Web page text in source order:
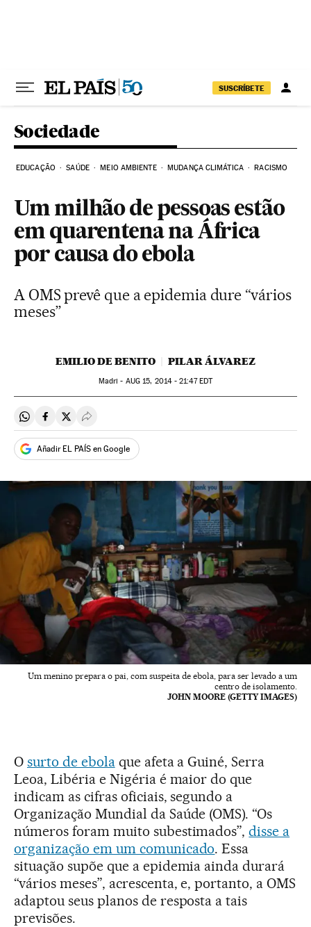
SUSCRÍBETE
Sociedade
EDUCAÇÃO SAÚDE MEIO AMBIENTE MUDANÇA CLIMÁTICA RACISMO
Um milhão de pessoas estão
em quarentena na África
por causa do ebola
A OMS prevê que a epidemia dure “vários
meses”
EMILIO DE BENITO PILAR ÁLVAREZ
Madri - AUG 15, 2014 - 21:47EDT
Compartir en Whatsapp
Compartir en Facebook
Compartir en Twitter
Desplegar Redes Sociales
Añadir EL PAÍS en Google
Um menino prepara o pai, com suspeita de ebola, para ser levado a um
centro de isolamento.
JOHN MOORE (GETTY IMAGES)
O surto de ebolaque afeta a Guiné, Serra
Leoa, Libéria e Nigéria é maior do que
indicam as cifras oficiais, segundo a
Organização Mundial da Saúde (OMS). “Os
números foram muito subestimados”,disse a
organização em um comunicado. Essa
situação supõe que a epidemia ainda durará
“vários meses”, acrescenta, e, portanto, a OMS
adaptou seus planos de resposta a tais
previsões.